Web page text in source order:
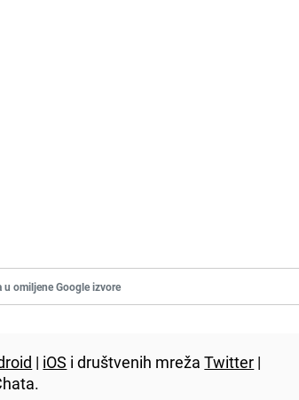
u omiljene Google izvore
| iOS i društvenih mrežaTwitter |